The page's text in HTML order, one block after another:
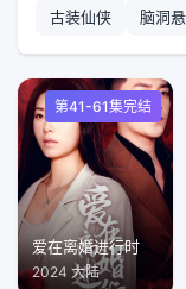
古装仙侠
脑洞
第41-61集完结
爱在离婚进行时
2024 大陆